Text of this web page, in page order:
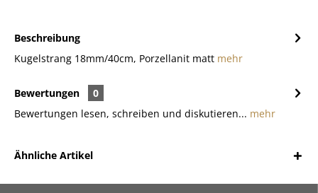
Beschreibung
Kugelstrang 18mm/40cm, Porzellanit matt mehr
Bewertungen
0
Bewertungen lesen, schreiben und diskutieren... mehr
Ähnliche Artikel